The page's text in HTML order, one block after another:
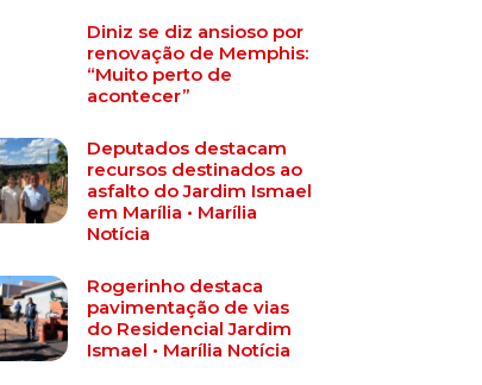
Diniz se diz ansioso por
renovação de Memphis:
“Muito perto de
acontecer”
Deputados destacam
recursos destinados ao
asfalto do Jardim Ismael
em Marília • Marília
Notícia
Rogerinho destaca
pavimentação de vias
do Residencial Jardim
Ismael • Marília Notícia